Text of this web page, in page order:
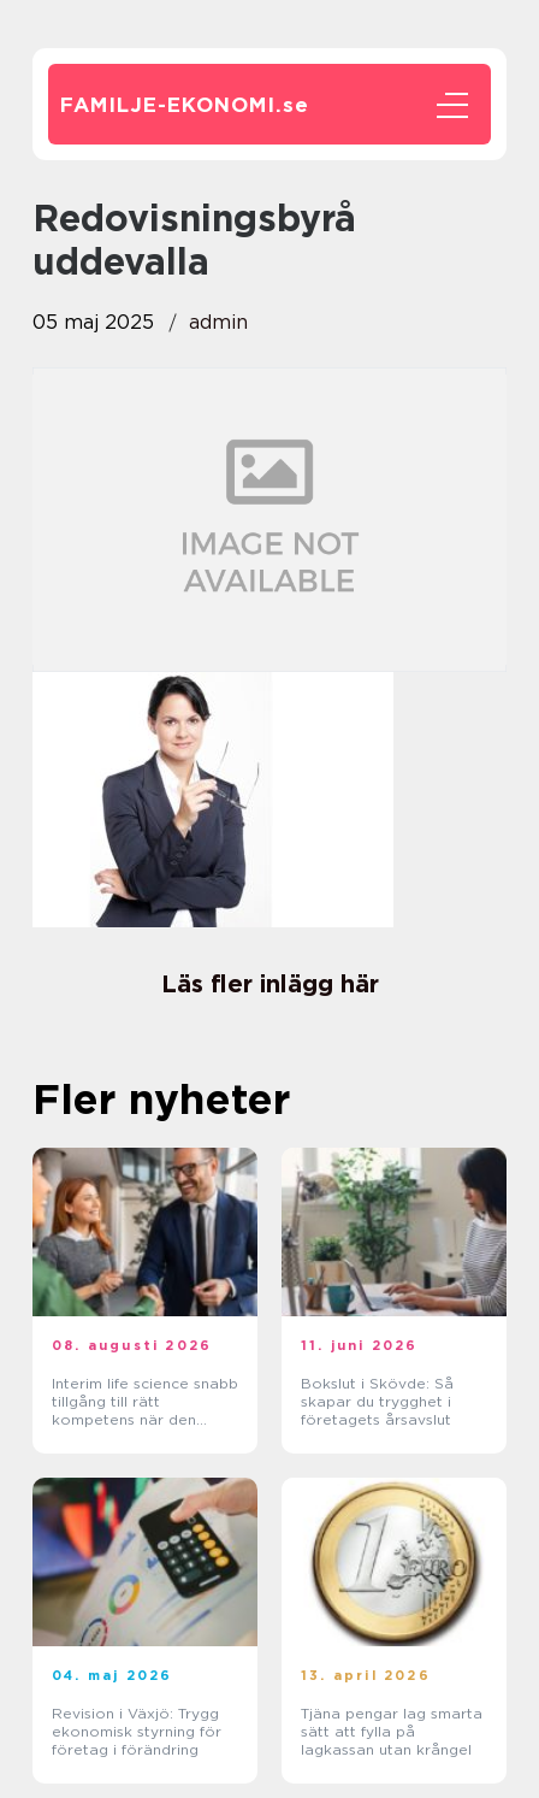
FAMILJE-EKONOMI.se
redovisningsbyrå
uddevalla
05 maj 2025 admin
Läs fler inlägg här
Fler nyheter
08. augusti 2026
Interim life science snabb
tillgång till rätt
kompetens när den
11. juni 2026
Bokslut i Skövde: Så
skapar du trygghet i
företagets årsavslut
04. maj 2026
Revision i Växjö: Trygg
ekonomisk styrning för
företag i förändring
13. april 2026
Tjäna pengar lag smarta
sätt att fylla på
lagkassan utan krångel